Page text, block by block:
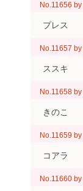
No.11656 by
プレス
No.11657 by
ススキ
No.11658 by
きのこ
No.11659 by
コアラ
No.11660 by